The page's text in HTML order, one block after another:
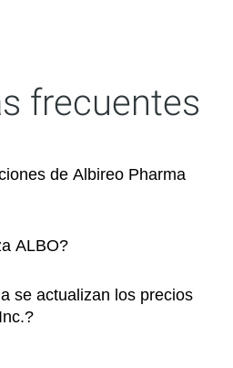
frecuentes
de Albireo Pharma
ALBO?
se actualizan los precios